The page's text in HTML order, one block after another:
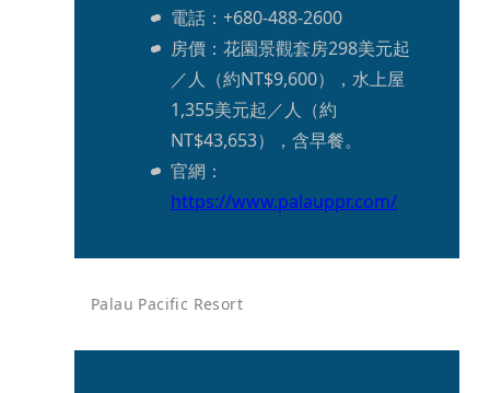
電話：+680-488-2600
房價：花園景觀套房298美元起
／人（約NT$9,600），水上屋
1,355美元起／人（約
NT$43,653），含早餐。
官網：
https://www.palauppr.com/
Palau Pacific Resort